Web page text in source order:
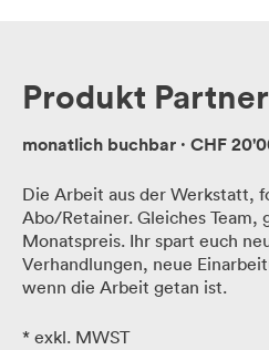
Produkt Partner
monatlich buchbar · CHF
Die Arbeit aus der Werkstatt,
Abo/Retainer. Gleiches
Monatspreis. Ihr spart euch
Verhandlungen, neue
wenn die Arbeit getan ist.
* exkl. MWST
UX-Writing
UX-Training
Produkt